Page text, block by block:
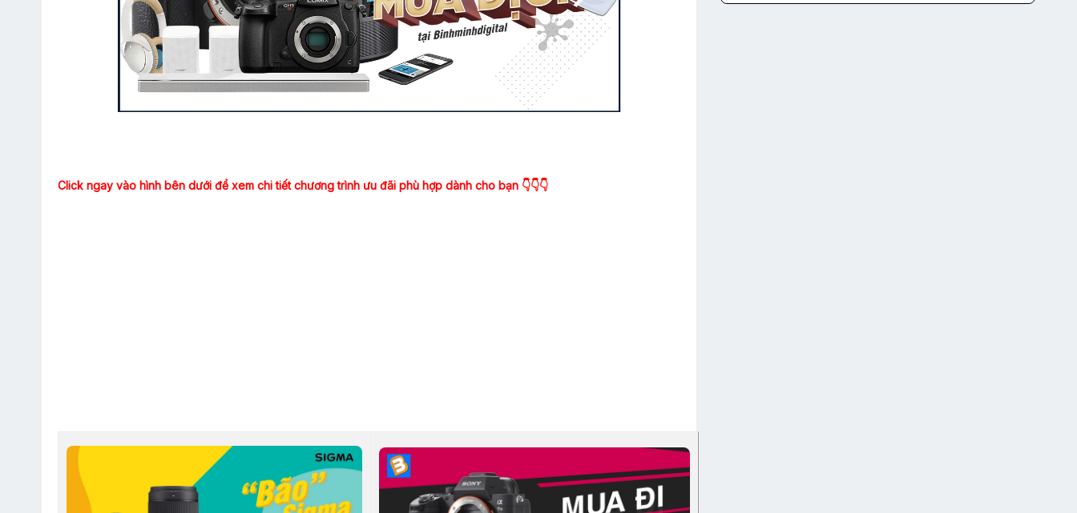
Click ngay vào hình bên dưới để xem chi tiết chương trình ưu đãi phù hợp dành cho bạn 👇👇👇